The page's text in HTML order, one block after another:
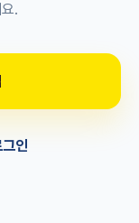
.
인